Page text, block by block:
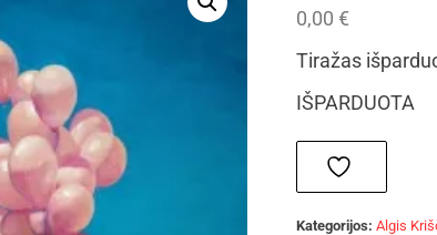
0,00 €
Tiražas
IŠPARDUOTA
Kategorijos: Algis